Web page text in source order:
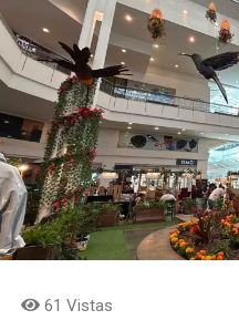
61 Vistas